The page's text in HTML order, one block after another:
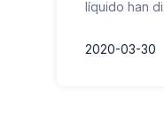
líquido han
2020-03-30